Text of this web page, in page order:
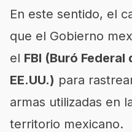
En este sentido, el
que el Gobierno
el FBI (Buró
EE.UU.) para
armas utilizadas en
territorio mexicano.